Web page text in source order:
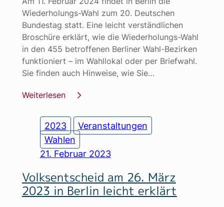
Wiederholungs-Wahl zum 20. Deutschen
Bundestag statt. Eine leicht verständlichen
Broschüre erklärt, wie die Wiederholungs-Wahl
in den 455 betroffenen Berliner Wahl-Bezirken
funktioniert – im Wahllokal oder per Briefwahl.
Sie finden auch Hinweise, wie Sie…
Weiterlesen
2023
Veranstaltungen
Wahlen
21. Februar 2023
Volksentscheid am 26. März
2023 in Berlin leicht erklärt